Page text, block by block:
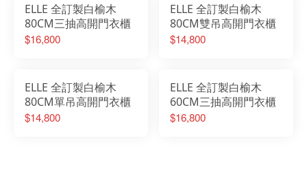
ELLE 全訂製白榆木
80CM三抽高開門衣櫃
$16,800
ELLE 全訂製白榆木
80CM雙吊高開門衣櫃
$14,800
ELLE 全訂製白榆木
80CM單吊高開門衣櫃
$14,800
ELLE 全訂製白榆木
60CM三抽高開門衣櫃
$16,800